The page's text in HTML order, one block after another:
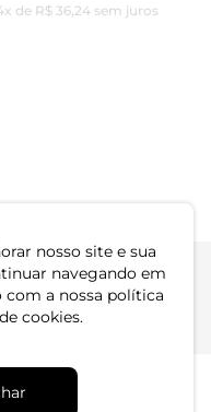
nosso site e sua
navegando em
com a nossa política
cookies.
de R$ 36,24 sem juros
Trocas